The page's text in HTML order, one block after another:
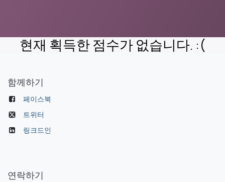
현재 획득한 점수가 없습니다. :(
함께하기
페이스북
트위터
링크드인
연락하기